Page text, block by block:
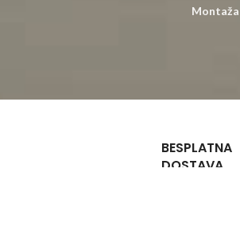
Montaža
BESPLATNA
DOSTAVA